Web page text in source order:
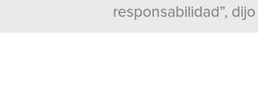
responsabilidad”,